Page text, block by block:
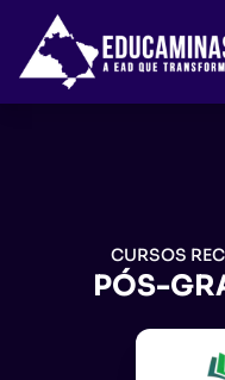
CURSOS
PÓS-